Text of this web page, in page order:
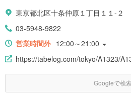
東京都北区十条仲原１丁目１１-２
03-5948-9822
営業時間外 12:00～21:00
https://tabelog.com/tokyo/A1323/
Googleで検